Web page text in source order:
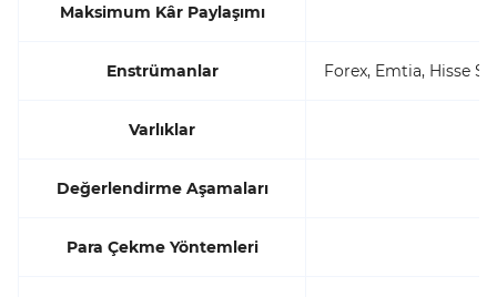
Maksimum Kâr Paylaşımı
Enstrümanlar Forex, Emtia, Hisse
Varlıklar
Değerlendirme Aşamaları
Para Çekme Yöntemleri